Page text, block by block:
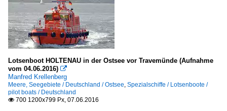
Lotsenboot HOLTENAU in der Ostsee vor Travemünde (Aufnahme
vom 04.06.2016) 
Manfred Krellenberg
Meere, Seegebiete / Deutschland / Ostsee, Spezialschiffe / Lotsenboote /
pilot boats / Deutschland
 700 1200x799 Px, 07.06.2016